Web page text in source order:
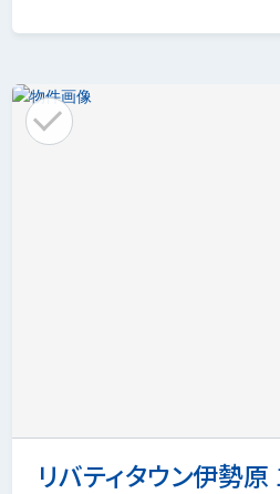
リバティタウン伊勢原